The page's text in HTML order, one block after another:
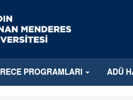
PROGRAMLARI ADÜ